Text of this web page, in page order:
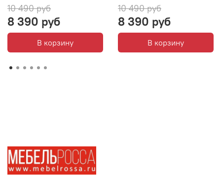
10 490 руб
8 390 руб
В корзину
10 490 руб
8 390 руб
В корзину